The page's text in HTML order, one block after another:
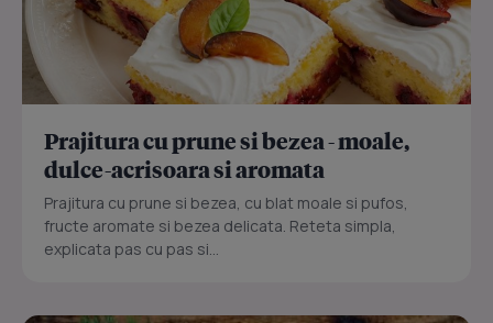
Prajitura cu prune si bezea - moale,
dulce-acrisoara si aromata
Prajitura cu prune si bezea, cu blat moale si pufos,
fructe aromate si bezea delicata. Reteta simpla,
explicata pas cu pas si...